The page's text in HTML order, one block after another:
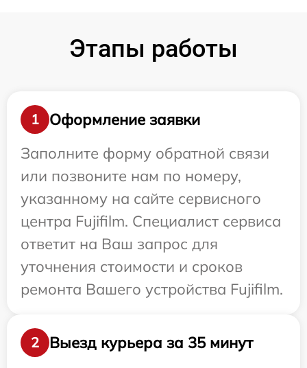
Этапы работы
1
Оформление заявки
Заполните форму обратной связи
или позвоните нам по номеру,
указанному на сайте сервисного
центра Fujifilm. Специалист сервиса
ответит на Ваш запрос для
уточнения стоимости и сроков
ремонта Вашего устройства Fujifilm.
2
Выезд курьера за 35 минут